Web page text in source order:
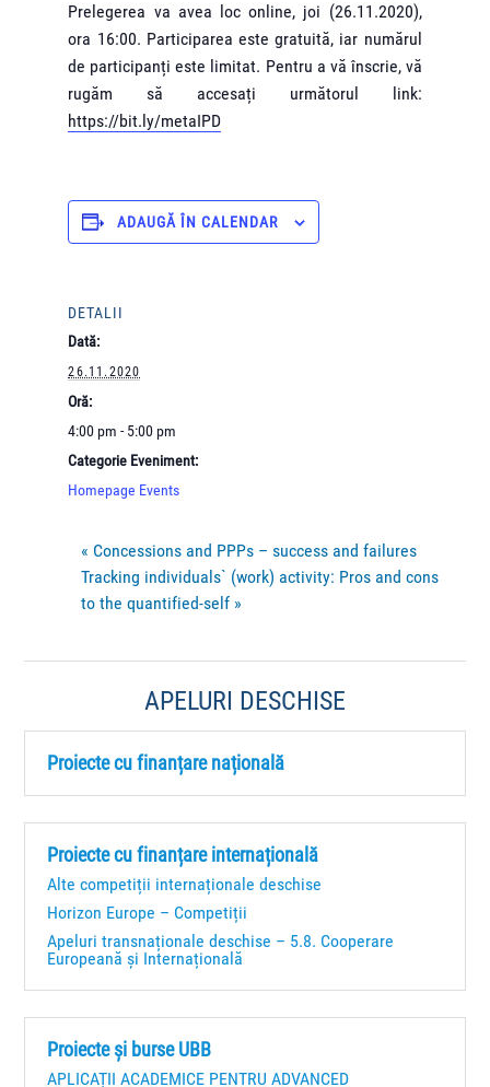
Prelegerea va avea loc online, joi (26.11.2020),
ora 16:00. Participarea este gratuită, iar numărul
de participanți este limitat. Pentru a vă înscrie, vă
rugăm să accesați următorul link:
https://bit.ly/metaIPD
ADAUGĂ ÎN CALENDAR
DETALII
Dată:
26.11.2020
Oră:
4:00 pm - 5:00 pm
Categorie Eveniment:
Homepage Events
« Concessions and PPPs – success and failures
Tracking individuals` (work) activity: Pros and cons
to the quantified-self »
APELURI DESCHISE
Proiecte cu finanțare națională
Proiecte cu finanțare internațională
Alte competiții internaționale deschise
Horizon Europe – Competiții
Apeluri transnaționale deschise – 5.8. Cooperare
Europeană și Internațională
Proiecte și burse UBB
APLICAȚII ACADEMICE PENTRU ADVANCED